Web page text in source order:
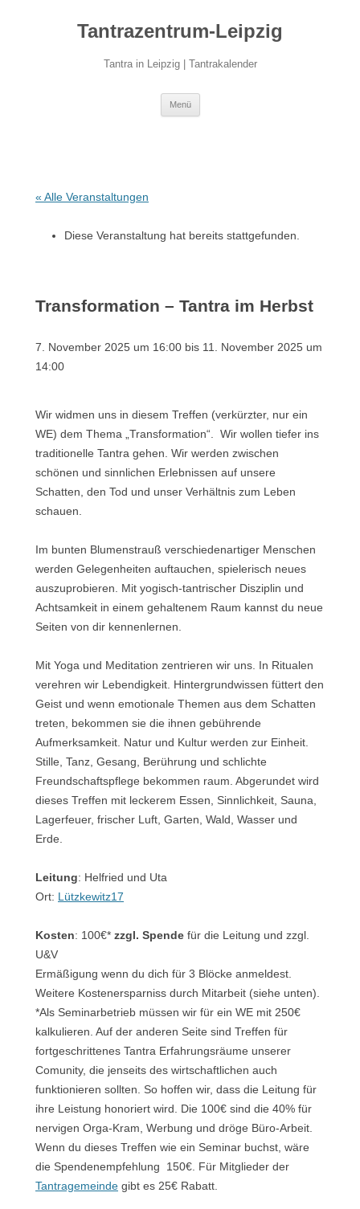
Tantrazentrum-Leipzig
Tantra in Leipzig | Tantrakalender
Menü
« Alle Veranstaltungen
Diese Veranstaltung hat bereits stattgefunden.
Transformation – Tantra im Herbst
7. November 2025 um 16:00 bis 11. November 2025 um
14:00
Wir widmen uns in diesem Treffen (verkürzter, nur ein
WE) dem Thema „Transformation“. Wir wollen tiefer ins
traditionelle Tantra gehen. Wir werden zwischen
schönen und sinnlichen Erlebnissen auf unsere
Schatten, den Tod und unser Verhältnis zum Leben
schauen.
Im bunten Blumenstrauß verschiedenartiger Menschen
werden Gelegenheiten auftauchen, spielerisch neues
auszuprobieren. Mit yogisch-tantrischer Disziplin und
Achtsamkeit in einem gehaltenem Raum kannst du neue
Seiten von dir kennenlernen.
Mit Yoga und Meditation zentrieren wir uns. In Ritualen
verehren wir Lebendigkeit. Hintergrundwissen füttert den
Geist und wenn emotionale Themen aus dem Schatten
treten, bekommen sie die ihnen gebührende
Aufmerksamkeit. Natur und Kultur werden zur Einheit.
Stille, Tanz, Gesang, Berührung und schlichte
Freundschaftspflege bekommen raum. Abgerundet wird
dieses Treffen mit leckerem Essen, Sinnlichkeit, Sauna,
Lagerfeuer, frischer Luft, Garten, Wald, Wasser und
Erde.
Leitung: Helfried und Uta
Ort: Lützkewitz17
Kosten: 100€* zzgl. Spende für die Leitung und zzgl.
U&V
Ermäßigung wenn du dich für 3 Blöcke anmeldest.
Weitere Kostenersparniss durch Mitarbeit (siehe unten).
*Als Seminarbetrieb müssen wir für ein WE mit 250€
kalkulieren. Auf der anderen Seite sind Treffen für
fortgeschrittenes Tantra Erfahrungsräume unserer
Comunity, die jenseits des wirtschaftlichen auch
funktionieren sollten. So hoffen wir, dass die Leitung für
ihre Leistung honoriert wird. Die 100€ sind die 40% für
nervigen Orga-Kram, Werbung und dröge Büro-Arbeit.
Wenn du dieses Treffen wie ein Seminar buchst, wäre
die Spendenempfehlung 150€. Für Mitglieder der
Tantragemeinde gibt es 25€ Rabatt.